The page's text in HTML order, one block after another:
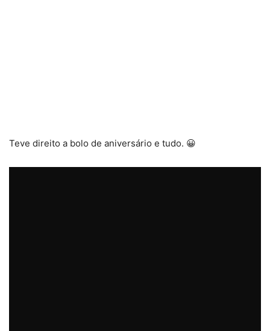
Teve direito a bolo de aniversário e tudo. 😀